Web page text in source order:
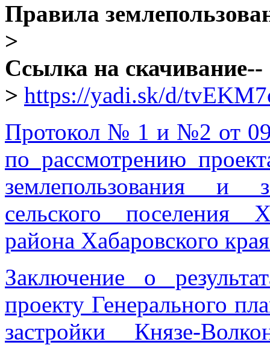
Правила
>
Ссылка на скачивание--
> https://yadi.sk/d/
Протокол № 1 и №2 от
по рассмотрению
землепользования и
сельского поселения
района Хабаровского
Заключение о
проекту Генерального
застройки Князе-